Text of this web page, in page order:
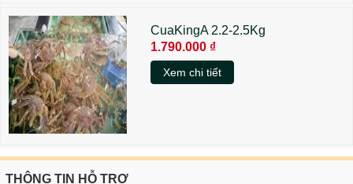
CuaKingA 2.2-2.5Kg
1.790.000 ₫
Xem chi tiết
THÔNG TIN HỖ TRỢ